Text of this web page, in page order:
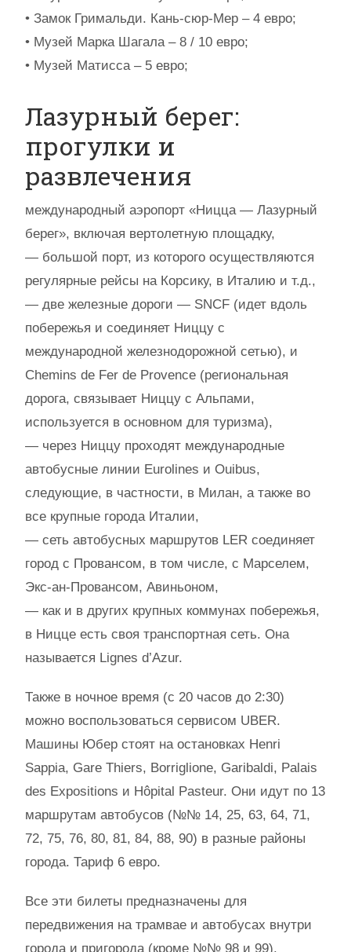
• Замок Гримальди. Кань-сюр-Мер – 4 евро;
• Музей Марка Шагала – 8 / 10 евро;
• Музей Матисса – 5 евро;
Лазурный берег:
прогулки и
развлечения
международный аэропорт «Ницца — Лазурный
берег», включая вертолетную площадку,
— большой порт, из которого осуществляются
регулярные рейсы на Корсику, в Италию и т.д.,
— две железные дороги — SNCF (идет вдоль
побережья и соединяет Ниццу с
международной железнодорожной сетью), и
Chemins de Fer de Provence (региональная
дорога, связывает Ниццу с Альпами,
используется в основном для туризма),
— через Ниццу проходят международные
автобусные линии Eurolines и Ouibus,
следующие, в частности, в Милан, а также во
все крупные города Италии,
— сеть автобусных маршрутов LER соединяет
город с Провансом, в том числе, с Марселем,
Экс-ан-Провансом, Авиньоном,
— как и в других крупных коммунах побережья,
в Ницце есть своя транспортная сеть. Она
называется Lignes d’Azur.
Также в ночное время (с 20 часов до 2:30)
можно воспользоваться сервисом UBER.
Машины Юбер стоят на остановках Henri
Sappia, Gare Thiers, Borriglione, Garibaldi, Palais
des Expositions и Hôpital Pasteur. Они идут по 13
маршрутам автобусов (№№ 14, 25, 63, 64, 71,
72, 75, 76, 80, 81, 84, 88, 90) в разные районы
города. Тариф 6 евро.
Все эти билеты предназначены для
передвижения на трамвае и автобусах внутри
города и пригорода (кроме №№ 98 и 99).